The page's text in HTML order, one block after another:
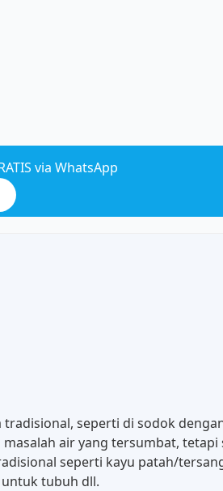
via WhatsApp
seperti di sodok
air yang tersumbat,
seperti kayu patah/
tubuh dll.